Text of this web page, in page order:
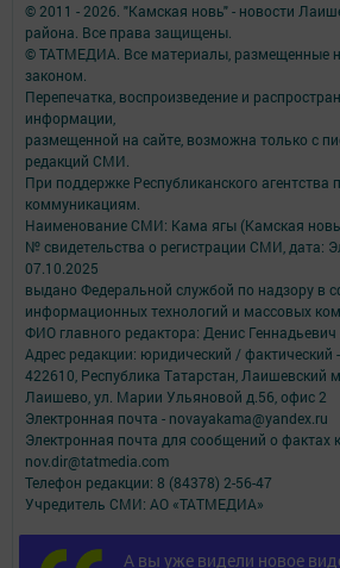
А вы уже видели новое
© 2011 - 2026. "Камская новь" - новости
района. Все права защищены.
© ТАТМЕДИА. Все материалы, размещенные
законом.
Перепечатка, воспроизведение и
информации,
размещенной на сайте, возможна только с
редакций СМИ.
При поддержке Республиканского
коммуникациям.
Наименование СМИ: Кама ягы (Камская
№ свидетельства о регистрации СМИ, дата:
07.10.2025
выдано Федеральной службой по надзору в
информационных технологий и массовых
ФИО главного редактора: Денис Геннадьевич
Адрес редакции: юридический / фактический
422610, Республика Татарстан, Лаишевский
Лаишево, ул. Марии Ульяновой д.56, офис 2
Электронная почта - novayakama@yandex.ru
Электронная почта для сообщений о фактах
nov.dir@tatmedia.com
Телефон редакции: 8 (84378) 2-56-47
Учредитель СМИ: АО «ТАТМЕДИА»
Антикоррупционная политика